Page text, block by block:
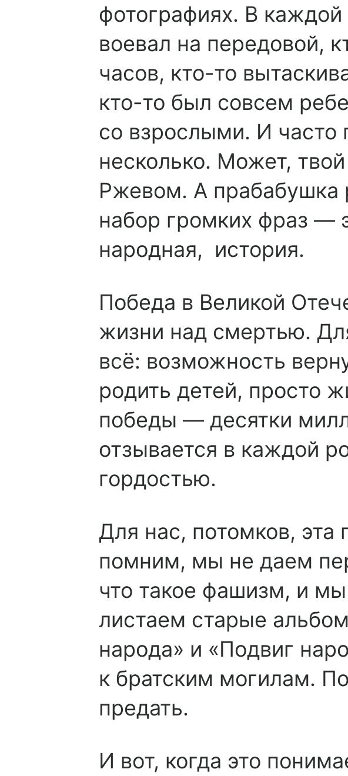
фотографиях. В
воевал на передовой,
часов, кто-то
кто-то был совсем
со взрослыми. И часто
несколько. Может,
Ржевом. А прабабушка
набор громких фраз —
народная, история.
Победа в Великой
жизни над смертью.
всё: возможность
родить детей, просто
победы — десятки
отзывается в каждой
гордостью.
Для нас, потомков,
помним, мы не даем
что такое фашизм, и
листаем старые
народа» и «Подвиг
к братским могилам.
предать.
И вот, когда это